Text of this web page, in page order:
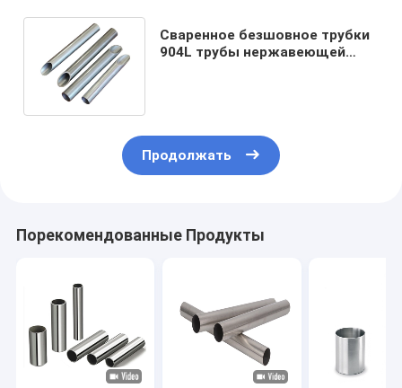
Сваренное безшовное трубки
904L трубы нержавеющей
Продолжать
Порекомендованные Продукты